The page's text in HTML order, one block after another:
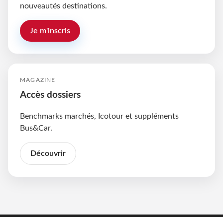
nouveautés destinations.
Je m'inscris
MAGAZINE
Accès dossiers
Benchmarks marchés, Icotour et suppléments
Bus&Car.
Découvrir